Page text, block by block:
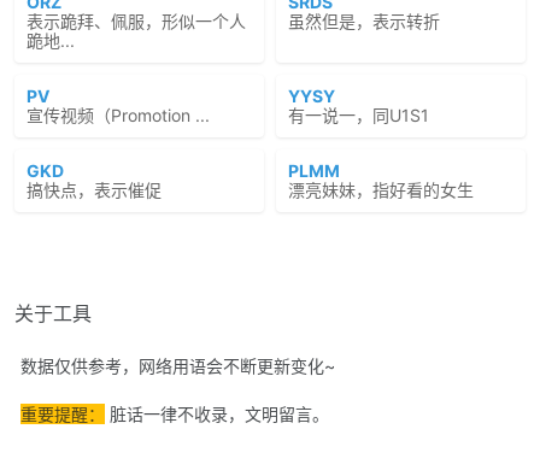
表示跪拜、佩服，形似一个人
跪地...
虽然但是，表示转折
PV
宣传视频（Promotion ...
YYSY
有一说一，同U1S1
GKD
搞快点，表示催促
PLMM
漂亮妹妹，指好看的女生
关于工具
数据仅供参考，网络用语会不断更新变化~
重要提醒： 脏话一律不收录，文明留言。